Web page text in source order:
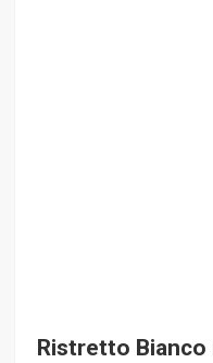
Ristretto Bianco